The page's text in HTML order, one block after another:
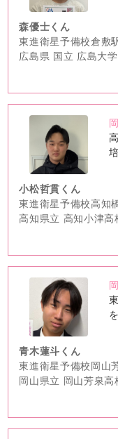
森優士くん
東進衛星予備校倉敷
広島県 国立 広島大
no
image
小松哲貫くん
東進衛星予備校高知
高知県立 高知小津高
no
image
青木蓮斗くん
東進衛星予備校岡山
岡山県立 岡山芳泉高